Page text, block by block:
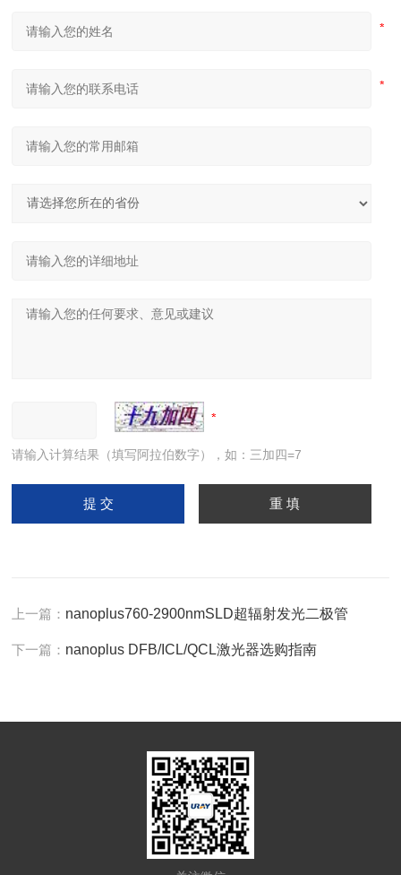
请输入计算结果（填写阿拉伯数字），如：三加四=7
上一篇： nanoplus760-2900nmSLD超辐射发光二极管
下一篇： nanoplus DFB/ICL/QCL激光器选购指南